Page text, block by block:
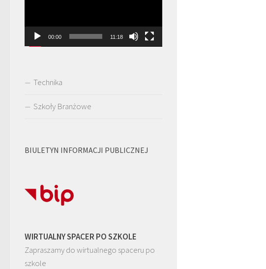
00:00 11:18
Technika
Szkoły Branżowe
BIULETYN INFORMACJI PUBLICZNEJ
WIRTUALNY SPACER PO SZKOLE
Zapraszamy do wirtualnego spaceru po
szkole